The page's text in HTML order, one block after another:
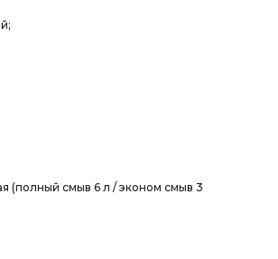
(полный смыв 6 л / эконом смыв 3